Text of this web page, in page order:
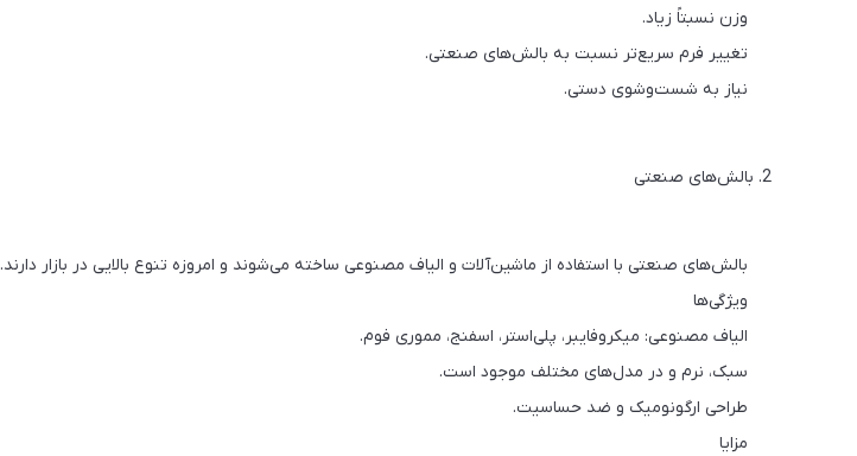
وزن نسبتاً زیاد.
تغییر فرم سریع‌تر نسبت به بالش‌های صنعتی.
نیاز به شست‌وشوی دستی.
2. بالش‌های صنعتی
بالش‌های صنعتی با استفاده از ماشین‌آلات و الیاف مصنوعی ساخته می‌شوند و امروزه تنوع بالایی در بازار دارند.
ویژگی‌ها
الیاف مصنوعی: میکروفایبر، پلی‌استر، اسفنج، مموری فوم.
سبک، نرم و در مدل‌های مختلف موجود است.
طراحی ارگونومیک و ضد حساسیت.
مزایا